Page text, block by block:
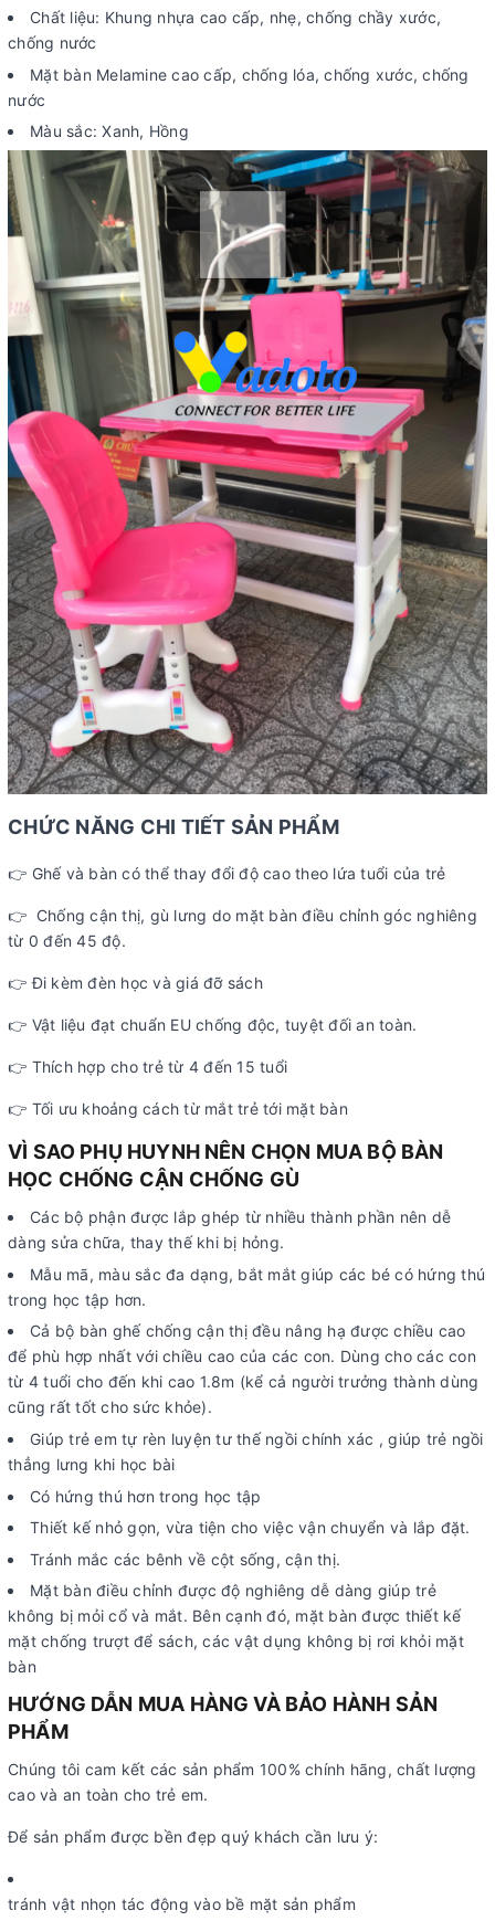
Chất liệu: Khung nhựa cao cấp, nhẹ, chống chầy xước,
chống nước
Mặt bàn Melamine cao cấp, chống lóa, chống xước, chống
nước
Màu sắc: Xanh, Hồng
CHỨC NĂNG CHI TIẾT SẢN PHẨM
👉 Ghế và bàn có thể thay đổi độ cao theo lứa tuổi của trẻ
👉 Chống cận thị, gù lưng do mặt bàn điều chỉnh góc nghiêng
từ 0 đến 45 độ.
👉 Đi kèm đèn học và giá đỡ sách
👉 Vật liệu đạt chuẩn EU chống độc, tuyệt đối an toàn.
👉 Thích hợp cho trẻ từ 4 đến 15 tuổi
👉 Tối ưu khoảng cách từ mắt trẻ tới mặt bàn
VÌ SAO PHỤ HUYNH NÊN CHỌN MUA BỘ BÀN
HỌC CHỐNG CẬN CHỐNG GÙ
Các bộ phận được lắp ghép từ nhiều thành phần nên dễ
dàng sửa chữa, thay thế khi bị hỏng.
Mẫu mã, màu sắc đa dạng, bắt mắt giúp các bé có hứng thú
trong học tập hơn.
Cả bộ bàn ghế chống cận thị đều nâng hạ được chiều cao
để phù hợp nhất với chiều cao của các con. Dùng cho các con
từ 4 tuổi cho đến khi cao 1.8m (kể cả người trưởng thành dùng
cũng rất tốt cho sức khỏe).
Giúp trẻ em tự rèn luyện tư thế ngồi chính xác , giúp trẻ ngồi
thẳng lưng khi học bài
Có hứng thú hơn trong học tập
Thiết kế nhỏ gọn, vừa tiện cho việc vận chuyển và lắp đặt.
Tránh mắc các bênh về cột sống, cận thị.
Mặt bàn điều chỉnh được độ nghiêng dễ dàng giúp trẻ
không bị mỏi cổ và mắt. Bên cạnh đó, mặt bàn được thiết kế
mặt chống trượt để sách, các vật dụng không bị rơi khỏi mặt
bàn
HƯỚNG DẪN MUA HÀNG VÀ BẢO HÀNH SẢN
PHẨM
Chúng tôi cam kết các sản phẩm 100% chính hãng, chất lượng
cao và an toàn cho trẻ em.
Để sản phẩm được bền đẹp quý khách cần lưu ý:
tránh vật nhọn tác động vào bề mặt sản phẩm